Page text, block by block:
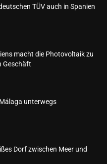
TÜV auch in Spanien
macht die Photovoltaik zu
Geschäft
unterwegs
Dorf zwischen Meer und